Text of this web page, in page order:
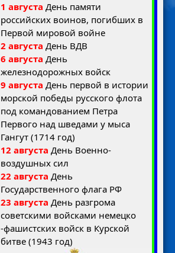
1 августа День памяти
российских воинов, погибших в
Первой мировой войне
2 августа День ВДВ
6 августа День
железнодорожных войск
9 августа День первой в истории
морской победы русского флота
под командованием Петра
Первого над шведами у мыса
Гангут (1714 год)
12 августа День Военно-
воздушных сил
22 августа День
Государственного флага РФ
23 августа День разгрома
советскими войсками немецко
-фашистских войск в Курской
битве (1943 год)